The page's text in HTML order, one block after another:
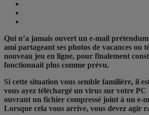
Qui n’a jamais ouvert un e-mail
ami partageant ses photos de vacances ou
nouveau jeu en ligne, pour finalement
fonctionnait plus comme prévu.
Si cette situation vous semble familière, il
vous ayez téléchargé un virus sur votre PC
ouvrant un fichier compressé joint à un e-
Lorsque cela vous arrive, vous devez agir